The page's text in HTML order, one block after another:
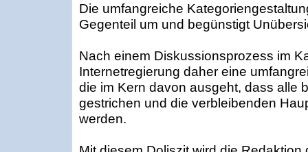
Die umfangreiche
Gegenteil um und begünstigt
Nach einem Diskussionsprozess im
Internetregierung daher eine
die im Kern davon ausgeht, dass alle
gestrichen und die verbleibenden
werden.